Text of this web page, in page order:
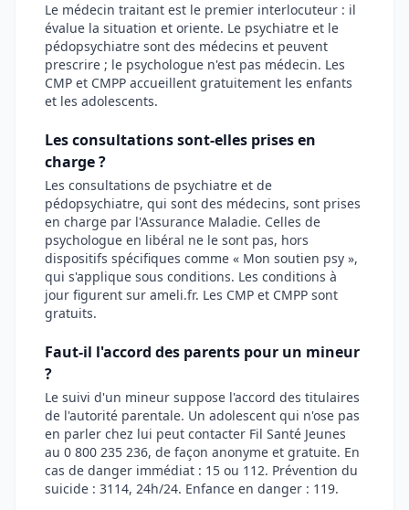
Le médecin traitant est le premier interlocuteur : il
évalue la situation et oriente. Le psychiatre et le
pédopsychiatre sont des médecins et peuvent
prescrire ; le psychologue n'est pas médecin. Les
CMP et CMPP accueillent gratuitement les enfants
et les adolescents.
Les consultations sont-elles prises en
charge ?
Les consultations de psychiatre et de
pédopsychiatre, qui sont des médecins, sont prises
en charge par l'Assurance Maladie. Celles de
psychologue en libéral ne le sont pas, hors
dispositifs spécifiques comme « Mon soutien psy »,
qui s'applique sous conditions. Les conditions à
jour figurent sur ameli.fr. Les CMP et CMPP sont
gratuits.
Faut-il l'accord des parents pour un mineur
?
Le suivi d'un mineur suppose l'accord des titulaires
de l'autorité parentale. Un adolescent qui n'ose pas
en parler chez lui peut contacter Fil Santé Jeunes
au 0 800 235 236, de façon anonyme et gratuite. En
cas de danger immédiat : 15 ou 112. Prévention du
suicide : 3114, 24h/24. Enfance en danger : 119.